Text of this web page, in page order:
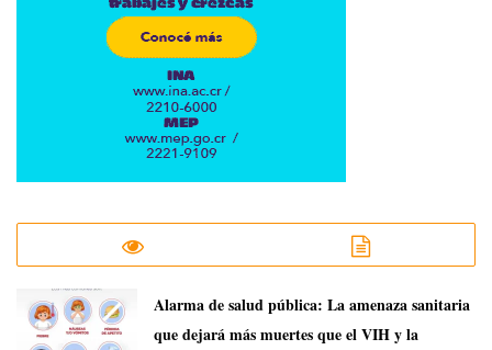
​Alarma de salud pública: La amenaza sanitaria
que dejará más muertes que el VIH y la